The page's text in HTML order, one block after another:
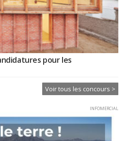
pour les
Voir tous les concours >
INFOMERCIAL